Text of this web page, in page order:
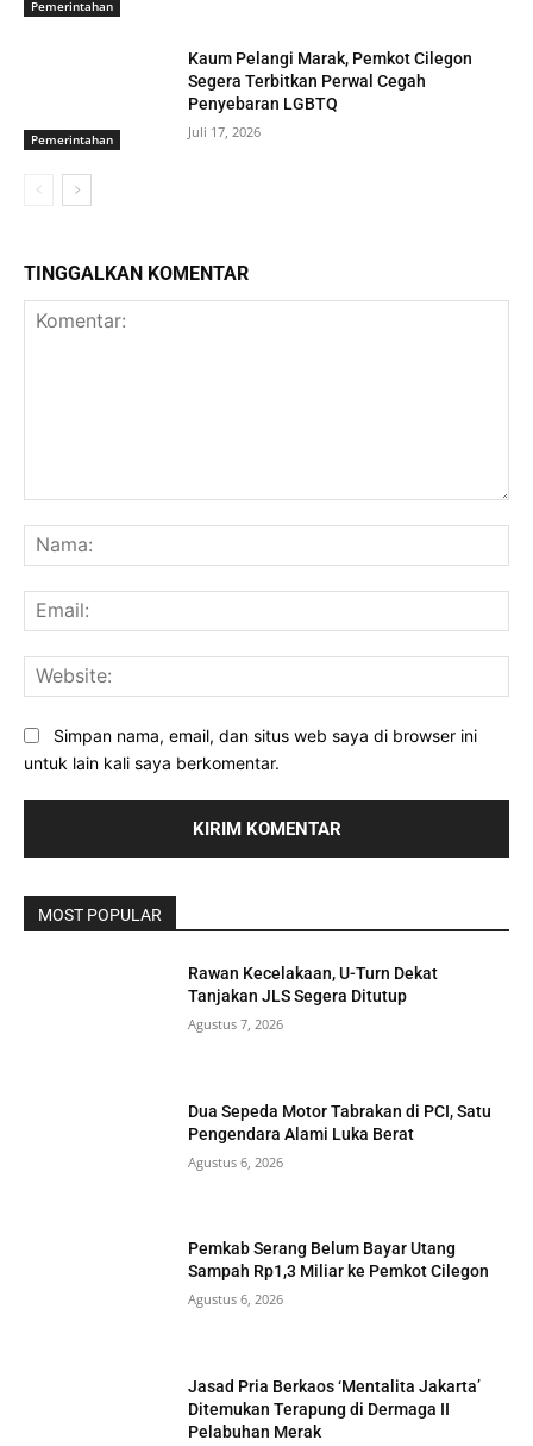
Pemerintahan
Pemerintahan
Kaum Pelangi Marak, Pemkot Cilegon
Segera Terbitkan Perwal Cegah
Penyebaran LGBTQ
Juli 17, 2026
TINGGALKAN KOMENTAR
Simpan nama, email, dan situs web saya di browser ini
untuk lain kali saya berkomentar.
MOST POPULAR
Rawan Kecelakaan, U-Turn Dekat
Tanjakan JLS Segera Ditutup
Agustus 7, 2026
Dua Sepeda Motor Tabrakan di PCI, Satu
Pengendara Alami Luka Berat
Agustus 6, 2026
Pemkab Serang Belum Bayar Utang
Sampah Rp1,3 Miliar ke Pemkot Cilegon
Agustus 6, 2026
Jasad Pria Berkaos ‘Mentalita Jakarta’
Ditemukan Terapung di Dermaga II
Pelabuhan Merak